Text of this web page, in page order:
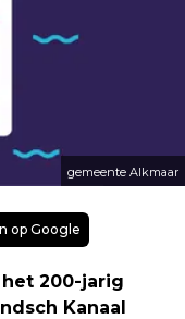
gemeente Alkmaar
op Google
het 200-jarig
Kanaal